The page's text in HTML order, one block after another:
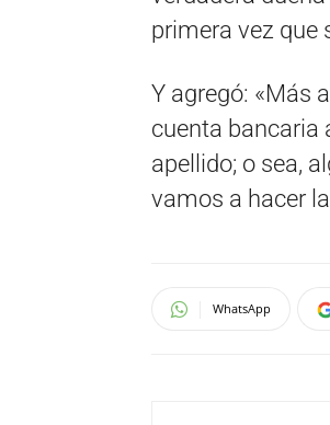
primera vez que
Y agregó: «Más
cuenta bancaria
apellido; o sea,
vamos a hacer
WhatsApp